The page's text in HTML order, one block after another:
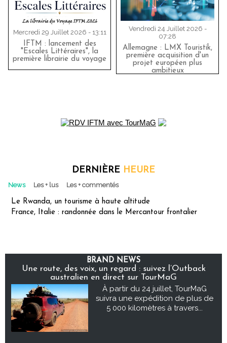
Mercredi 29 Juillet 2026 - 13:11
IFTM : lancement des
"Escales Littéraires", la
première librairie du voyage
Vendredi 24 Juillet 2026 -
07:28
Allemagne : LMX Touristik,
première acquisition d'un
projet européen plus
ambitieux
DERNIÈRE HEURE
News Les + lus Les + commentés
Le Rwanda, un tourisme à haute altitude
France, Italie : randonnée dans le Mercantour frontalier
BRAND NEWS
Une route, des voix, un regard : suivez l’Outback
australien en direct sur TourMaG
À partir du 24 juillet, TourMaG
suivra une expédition de plus de
5 000 kilomètres à travers...